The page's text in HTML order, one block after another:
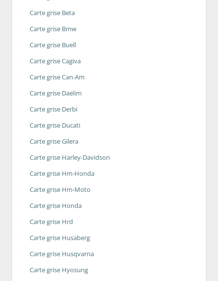
Carte grise Beta
Carte grise Bmw
Carte grise Buell
Carte grise Cagiva
Carte grise Can-Am
Carte grise Daelim
Carte grise Derbi
Carte grise Ducati
Carte grise Gilera
Carte grise Harley-Davidson
Carte grise Hm-Honda
Carte grise Hm-Moto
Carte grise Honda
Carte grise Hrd
Carte grise Husaberg
Carte grise Husqvarna
Carte grise Hyosung